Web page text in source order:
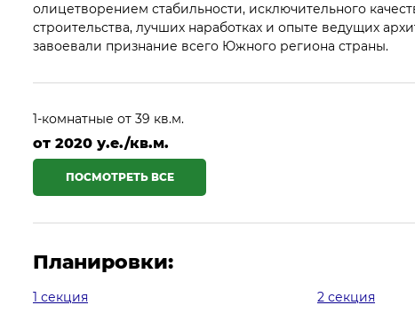
олицетворением стабильности, исключительного
строительства, лучших наработках и опыте ведущих
завоевали признание всего Южного региона страны.
1-комнатные от 39 кв.м.
от 2020 у.е./кв.м.
ПОСМОТРЕТЬ ВСЕ
Планировки:
1 секция 2 секция